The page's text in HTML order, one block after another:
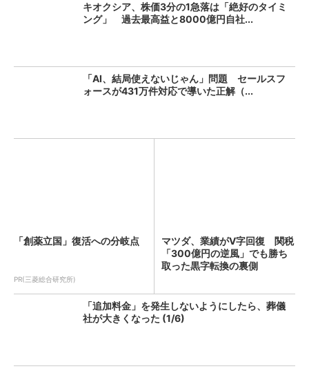
キオクシア、株価3分の1急落は「絶好のタイミ
ング」 過去最高益と8000億円自社...
「AI、結局使えないじゃん」問題 セールスフ
ォースが431万件対応で導いた正解（...
「創薬立国」復活への分岐点
PR(三菱総合研究所)
マツダ、業績がV字回復 関税
「300億円の逆風」でも勝ち
取った黒字転換の裏側
「追加料金」を発生しないようにしたら、葬儀
社が大きくなった (1/6)